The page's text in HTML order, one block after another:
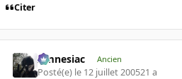
Citer
Amnesiac Ancien
Posté(e) le 12 juillet 200521 a